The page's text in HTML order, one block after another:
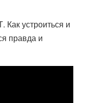
устроиться и
правда и